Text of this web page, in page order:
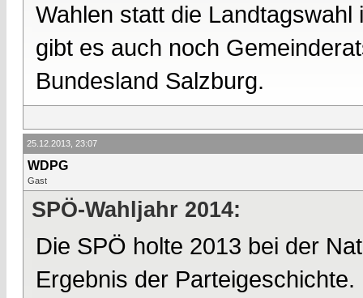
Wahlen statt die
gibt es auch noch
Bundesland Salzburg.
25.12.2013, 23:07
WDPG
Gast
SPÖ-Wahljahr 2014:
Die SPÖ holte 2013 bei der
Ergebnis der